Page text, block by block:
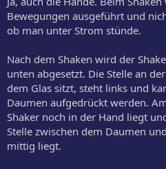
Bewegungen ausgeführt und
ob man unter Strom stünde.
Nach dem Shaken wird der
unten abgesetzt. Die Stelle an
dem Glas sitzt, steht links und
Daumen aufgedrückt werden.
Shaker noch in der Hand liegt
Stelle zwischen dem Daumen
mittig liegt.